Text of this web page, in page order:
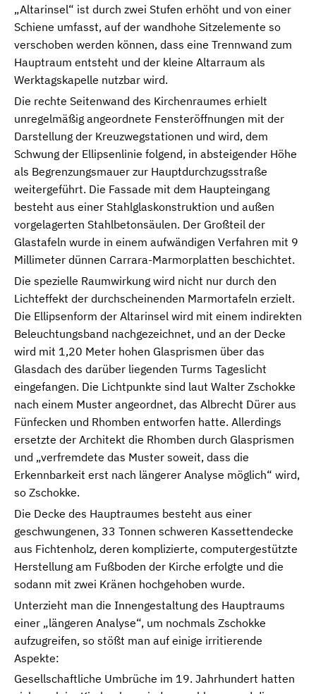
„Altarinsel“ ist durch zwei Stufen erhöht und von einer
Schiene umfasst, auf der wandhohe Sitzelemente so
verschoben werden können, dass eine Trennwand zum
Hauptraum entsteht und der kleine Altarraum als
Werktagskapelle nutzbar wird.
Die rechte Seitenwand des Kirchenraumes erhielt
unregelmäßig angeordnete Fensteröffnungen mit der
Darstellung der Kreuzwegstationen und wird, dem
Schwung der Ellipsenlinie folgend, in absteigender Höhe
als Begrenzungsmauer zur Hauptdurchzugsstraße
weitergeführt. Die Fassade mit dem Haupteingang
besteht aus einer Stahlglaskonstruktion und außen
vorgelagerten Stahlbetonsäulen. Der Großteil der
Glastafeln wurde in einem aufwändigen Verfahren mit 9
Millimeter dünnen Carrara-Marmorplatten beschichtet.
Die spezielle Raumwirkung wird nicht nur durch den
Lichteffekt der durchscheinenden Marmortafeln erzielt.
Die Ellipsenform der Altarinsel wird mit einem indirekten
Beleuchtungsband nachgezeichnet, und an der Decke
wird mit 1,20 Meter hohen Glasprismen über das
Glasdach des darüber liegenden Turms Tageslicht
eingefangen. Die Lichtpunkte sind laut Walter Zschokke
nach einem Muster angeordnet, das Albrecht Dürer aus
Fünfecken und Rhomben entworfen hatte. Allerdings
ersetzte der Architekt die Rhomben durch Glasprismen
und „verfremdete das Muster soweit, dass die
Erkennbarkeit erst nach längerer Analyse möglich“ wird,
so Zschokke.
Die Decke des Hauptraumes besteht aus einer
geschwungenen, 33 Tonnen schweren Kassettendecke
aus Fichtenholz, deren komplizierte, computergestützte
Herstellung am Fußboden der Kirche erfolgte und die
sodann mit zwei Kränen hochgehoben wurde.
Unterzieht man die Innengestaltung des Hauptraums
einer „längeren Analyse“, um nochmals Zschokke
aufzugreifen, so stößt man auf einige irritierende
Aspekte:
Gesellschaftliche Umbrüche im 19. Jahrhundert hatten